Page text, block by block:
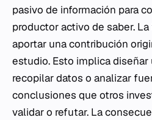
pasivo de información para
productor activo de saber.
aportar una contribución
estudio. Esto implica
recopilar datos o analizar
conclusiones que otros
validar o refutar. La